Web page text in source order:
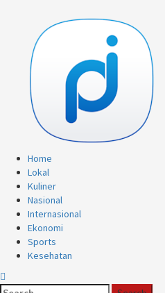
Primary
Menu
Home
Lokal
Kuliner
Nasional
Internasional
Ekonomi
Sports
Kesehatan
Search